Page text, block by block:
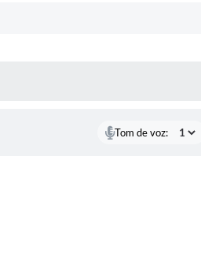
Tom de voz: